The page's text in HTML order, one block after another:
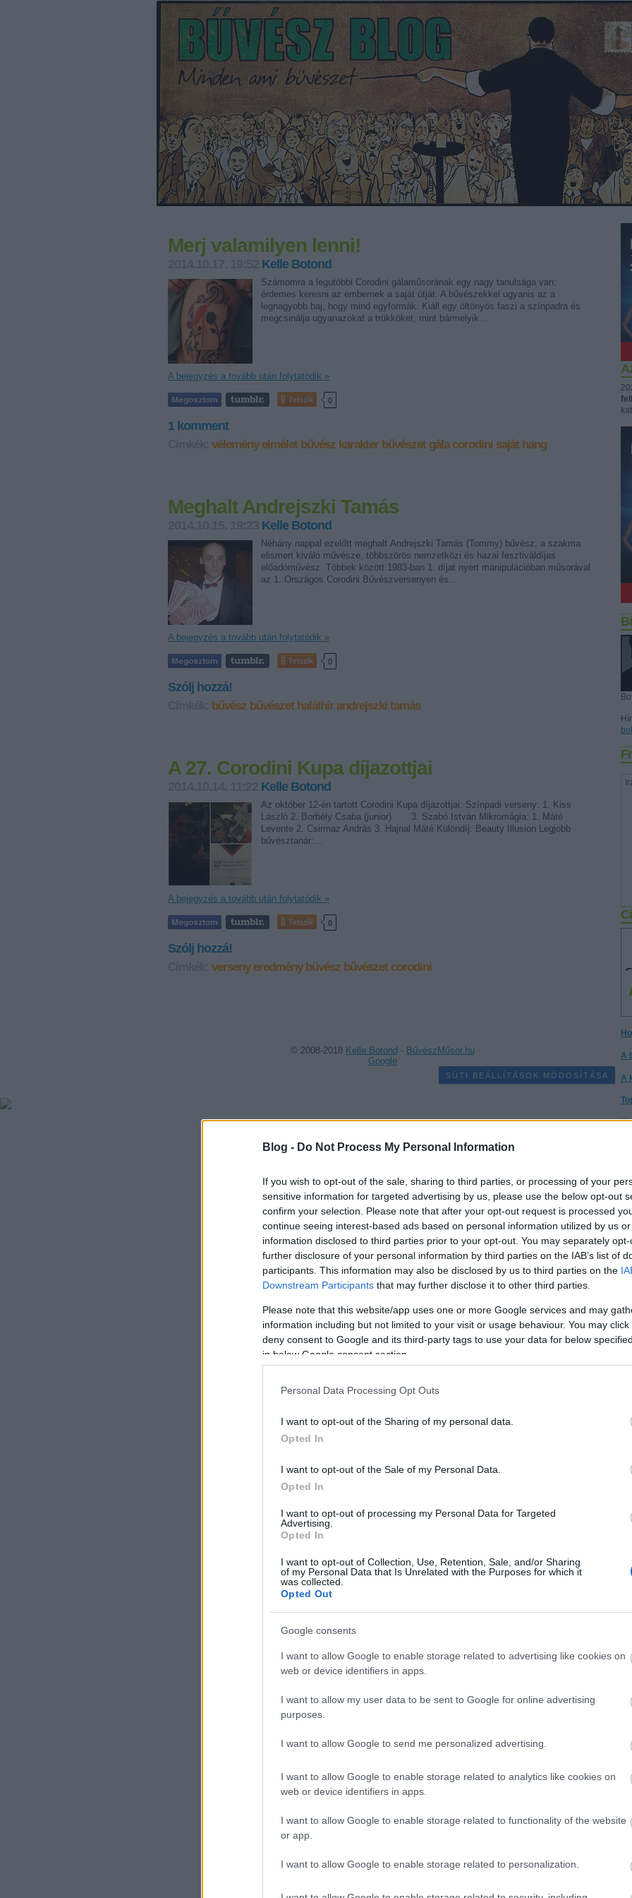
Blog - Do Not Process My Personal Information
If you wish to opt-out of the sale, sharing to third parties, or processing of your
sensitive information for targeted advertising by us, please use the below opt-out
confirm your selection. Please note that after your opt-out request is processed
continue seeing interest-based ads based on personal information utilized by us
information disclosed to third parties prior to your opt-out. You may separately
further disclosure of your personal information by third parties on the IAB’s list of
participants. This information may also be disclosed by us to third parties on the
Downstream Participants that may further disclose it to other third parties.
Please note that this website/app uses one or more Google services and may
information including but not limited to your visit or usage behaviour. You may
deny consent to Google and its third-party tags to use your data for below
in below Google consent section.
Personal Data Processing Opt Outs
I want to opt-out of the Sharing of my personal data.
Opted In
I want to opt-out of the Sale of my Personal Data.
Opted In
I want to opt-out of processing my Personal Data for Targeted
Advertising.
Opted In
I want to opt-out of Collection, Use, Retention, Sale, and/or Sharing
of my Personal Data that Is Unrelated with the Purposes for which it
was collected.
Opted Out
Google consents
I want to allow Google to enable storage related to advertising like cookies on
web or device identifiers in apps.
I want to allow my user data to be sent to Google for online advertising
purposes.
I want to allow Google to send me personalized advertising.
I want to allow Google to enable storage related to analytics like cookies on
web or device identifiers in apps.
I want to allow Google to enable storage related to functionality of the website
or app.
I want to allow Google to enable storage related to personalization.
A
A
Itt
a
Merj valamilyen lenni!
Kelle Botond
Számomra a legutóbbi Corodini gálaműsorának egy nagy tanulsága van:
érdemes keresni az embernek a saját útját. A bűvészekkel ugyanis az a
legnagyobb baj, hogy mind egyformák. Kiáll egy öltönyös faszi a színpadra és
megcsinálja ugyanazokat a trükköket, mint bármelyik…
A bejegyzés a tovább után folytatódik »
Tetszik 0
1komment
vélemény elmélet bűvész karakter bűvészet gála corodini saját hang
Meghalt Andrejszki Tamás
Kelle Botond
Néhány nappal ezelőtt meghalt Andrejszki Tamás (Tommy) bűvész, a szakma
elismert kiváló művésze, többszörös nemzetközi és hazai fesztiváldíjas
előadóművész. Többek között 1983-ban 1. díjat nyert manipulációban műsorával
az 1. Országos Corodini Bűvészversenyen és…
A bejegyzés a tovább után folytatódik »
Tetszik 0
Szólj hozzá!
bűvész bűvészet halálhír andrejszki tamás
A 27. Corodini Kupa díjazottjai
Kelle Botond
Az október 12-én tartott Corodini Kupa díjazottjai: Színpadi verseny: 1. Kiss
László 2. Borbély Csaba (junior) 3. Szabó István Mikromágia: 1. Máté
Levente 2. Csirmaz András 3. Hajnal Máté Különdíj: Beauty Illusion Legjobb
bűvésztanár:…
A bejegyzés a tovább után folytatódik »
Tetszik 0
Szólj hozzá!
verseny eredmény bűvész bűvészet corodini
© 2008-2018 Kelle Botond - Bűvész Műsor.hu
Google
SÜTI BEÁLLÍTÁSOK MÓDOSÍTÁSA